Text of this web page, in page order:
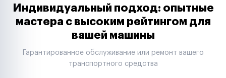
Таксопарки
Автодилеры
Строительные компании
Аренда спецтехники
Индивидуальный подход: опытные
мастера с высоким рейтингом для
вашей машины
Гарантированное обслуживание или ремонт вашего
транспортного средства